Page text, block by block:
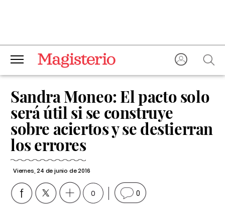
Sandra Moneo: El pacto solo
será útil si se construye
sobre aciertos y se destierran
los errores
Viernes, 24 de junio de 2016
0 0